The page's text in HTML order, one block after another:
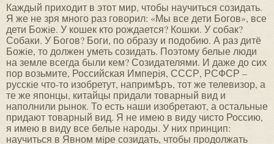
Каждый приходит в этот мир, чтобы научиться созидать.
Я же не зря много раз говорил: «Мы все дети Богов», все
дети Божiе. У кошек кто рождается? Кошки. У собак?
Собаки. У Богов? Боги, по образу и подобию. А раз дитё
Божiе, то должен уметь созидать. Поэтому белые люди
на земле всегда были кем? Созидателями. И даже до сих
пор возьмите, Российская Имперiя, СССР, РСФСР –
русскiе что-то изобретут, напримѣръ, тот же телевизор, а
те же японцы, китайцы придали товарный вид и
наполнили рынок. То есть наши изобретают, а остальные
придают товарный вид. Я не имею в виду чисто Россию,
я имею в виду все белые народы. У них принцип:
научиться в Явном мiре созидать, чтобы продолжать